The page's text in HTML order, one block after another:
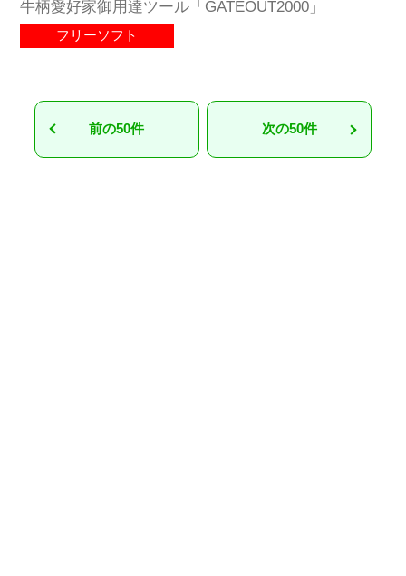
牛柄愛好家御用達ツール「GATEOUT2000」
フリーソフト
前の50件 次の50件